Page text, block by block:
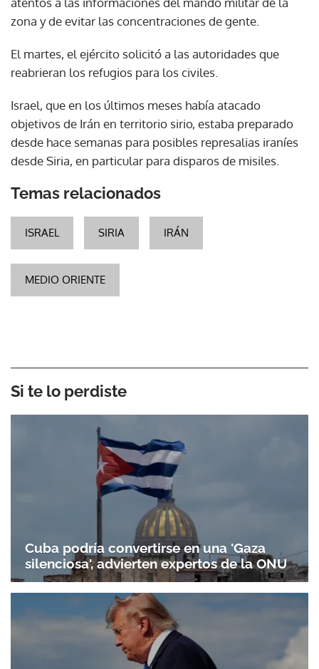
zona y de evitar las concentraciones de gente.
El martes, el ejército solicitó a las autoridades que
reabrieran los refugios para los civiles.
Israel, que en los últimos meses había atacado
objetivos de Irán en territorio sirio, estaba preparado
desde hace semanas para posibles represalias iraníes
desde Siria, en particular para disparos de misiles.
Temas relacionados
ISRAEL SIRIA IRÁN
MEDIO ORIENTE
Si te lo perdiste
Cuba podría convertirse en una 'Gaza
silenciosa', advierten expertos de la ONU